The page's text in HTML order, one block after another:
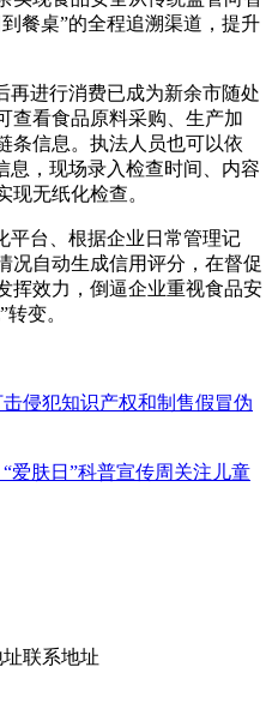
餐桌”的全程追溯渠道，提升
再进行消费已成为新余市随处
查看食品原料采购、生产加
条信息。执法人员也可以依
息，现场录入检查时间、内容
现无纸化检查。
平台、根据企业日常管理记
况自动生成信用评分，在督促
挥效力，倒逼企业重视食品安
变。
击侵犯知识产权和制售假冒伪
爱肤日”科普宣传周关注儿童
联系地址